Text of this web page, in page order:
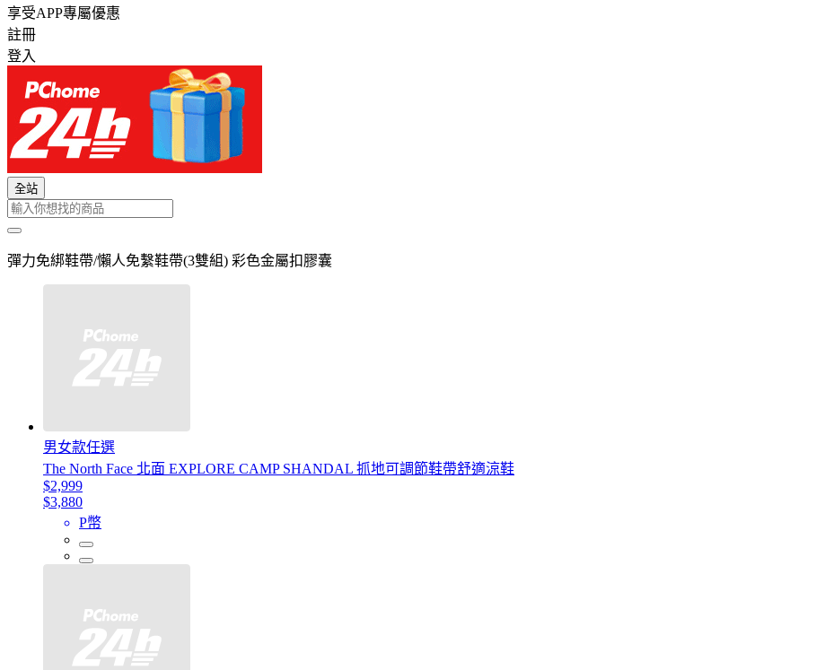
享受APP專屬優惠
註冊
登入
全站
彈力免綁鞋帶/懶人免繫鞋帶(3雙組) 彩色金屬扣膠囊
男女款任選
The North Face 北面 EXPLORE CAMP SHANDAL 抓地可調節鞋帶舒適涼鞋
$2,999
$3,880
P幣